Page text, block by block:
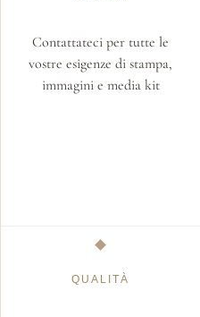
Contattateci per tutte le
vostre esigenze di stampa,
immagini e media kit
QUALITÀ